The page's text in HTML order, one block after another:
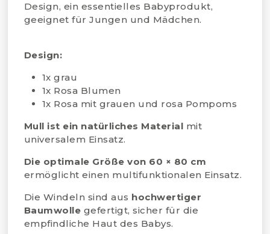
Design, ein essentielles Babyprodukt,
geeignet für Jungen und Mädchen.
Design:
1x grau
1x Rosa Blumen
1x Rosa mit grauen und rosa Pompoms
Mull ist ein natürliches Material mit
universalem Einsatz.
Die optimale Größe von 60 × 80 cm
ermöglicht einen multifunktionalen Einsatz.
Die Windeln sind aus hochwertiger
Baumwolle gefertigt, sicher für die
empfindliche Haut des Babys.